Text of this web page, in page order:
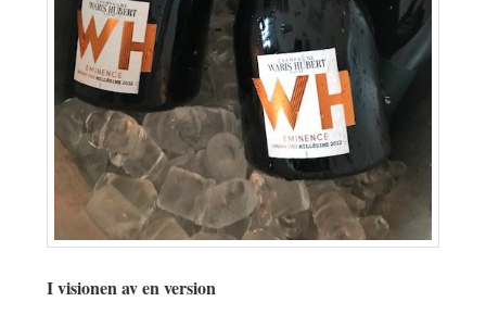
I visionen av en version